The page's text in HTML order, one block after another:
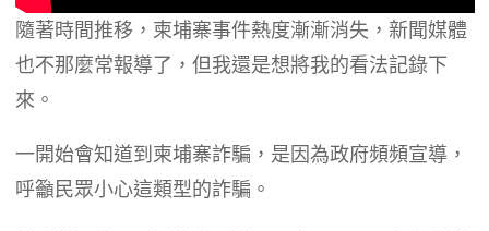
隨著時間推移，柬埔寨事件熱度漸漸消失，新聞媒體
也不那麼常報導了，但我還是想將我的看法記錄下
來。
​一開始會知道到柬埔寨詐騙，是因為政府頻頻宣導，
呼籲民眾小心這類型的詐騙。